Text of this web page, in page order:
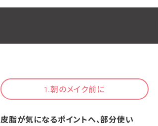
1.朝のメイク前に
皮脂が気になるポイントへ、部分使い